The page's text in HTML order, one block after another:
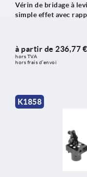
Vérin de bridage à
simple effet avec
à partir de 236,77 €
hors TVA
hors frais d’envoi
K1858